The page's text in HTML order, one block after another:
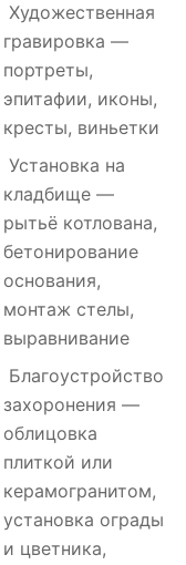
Художественная
гравировка —
портреты,
эпитафии, иконы,
кресты, виньетки
Установка на
кладбище —
рытьё котлована,
бетонирование
основания,
монтаж стелы,
выравнивание
Благоустройство
захоронения —
облицовка
плиткой или
керамогранитом,
установка ограды
и цветника,